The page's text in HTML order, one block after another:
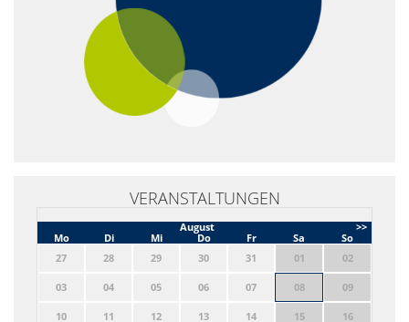
VERANSTALTUNGEN
>>
August
Mo
Di Mi Do Fr Sa
So
27
28 29 30 31 01 02
03 04 05 06 07 08 09
10 11 12 13 14 15 16